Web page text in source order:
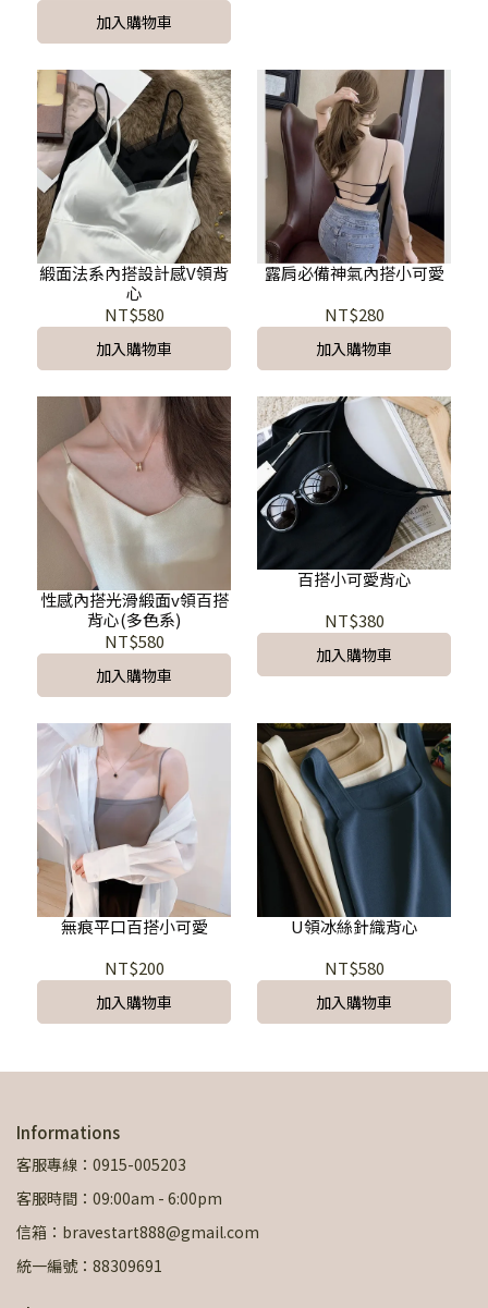
加入購物車
緞面法系內搭設計感V領背
心
NT$580
加入購物車
露肩必備神氣內搭小可愛
NT$280
加入購物車
性感內搭光滑緞面v領百搭
背心(多色系)
NT$580
加入購物車
百搭小可愛背心
NT$380
加入購物車
無痕平口百搭小可愛
NT$200
加入購物車
U領冰絲針織背心
NT$580
加入購物車
Informations
客服專線：0915-005203
客服時間：09:00am - 6:00pm
信箱：bravestart888@gmail.com
統一編號：88309691